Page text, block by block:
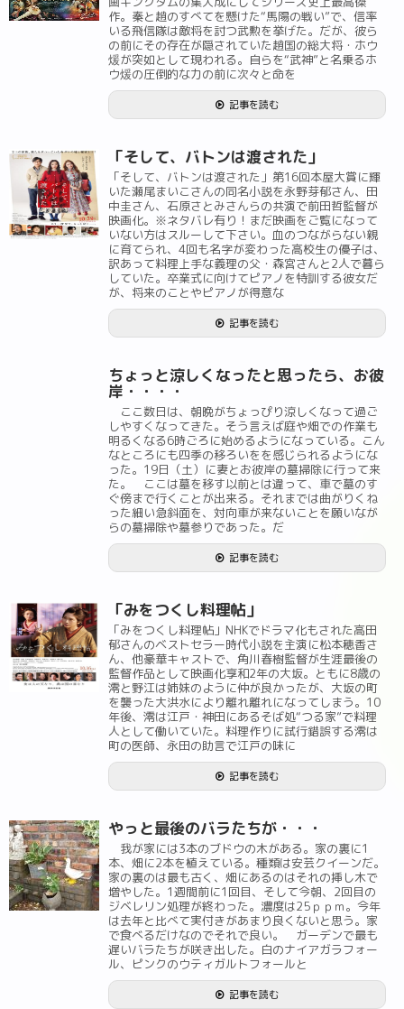
作。秦と趙のすべてを懸けた“馬陽の戦い”で、信率
いる飛信隊は敵将を討つ武勲を挙げた。だが、彼ら
の前にその存在が隠されていた趙国の総大将・ホウ
煖が突如として現われる。自らを“武神”と名乗るホ
ウ煖の圧倒的な力の前に次々と命を
記事を読む
「そして、バトンは渡された」
「そして、バトンは渡された」第16回本屋大賞に輝
いた瀬尾まいこさんの同名小説を永野芽郁さん、田
中圭さん、石原さとみさんらの共演で前田哲監督が
映画化。※ネタバレ有り！まだ映画をご覧になって
いない方はスルーして下さい。血のつながらない親
に育てられ、4回も名字が変わった高校生の優子は、
訳あって料理上手な義理の父・森宮さんと2人で暮ら
していた。卒業式に向けてピアノを特訓する彼女だ
が、将来のことやピアノが得意な
記事を読む
ちょっと涼しくなったと思ったら、お彼
岸・・・・
ここ数日は、朝晩がちょっぴり涼しくなって過ご
しやすくなってきた。そう言えば庭や畑での作業も
明るくなる6時ごろに始めるようになっている。こん
なところにも四季の移ろいをを感じられるようにな
った。19日（土）に妻とお彼岸の墓掃除に行って来
た。 ここは墓を移す以前とは違って、車で墓のす
ぐ傍まで行くことが出来る。それまでは曲がりくね
った細い急斜面を、対向車が来ないことを願いなが
らの墓掃除や墓参りであった。だ
記事を読む
「みをつくし料理帖」
「みをつくし料理帖」NHKでドラマ化もされた高田
郁さんのベストセラー時代小説を主演に松本穂香さ
ん、他豪華キャストで、角川春樹監督が生涯最後の
監督作品として映画化享和2年の大坂。ともに8歳の
澪と野江は姉妹のように仲が良かったが、大坂の町
を襲った大洪水により離れ離れになってしまう。10
年後、澪は江戸・神田にあるそば処“つる家”で料理
人として働いていた。料理作りに試行錯誤する澪は
町の医師、永田の助言で江戸の味に
記事を読む
やっと最後のバラたちが・・・
我が家には3本のブドウの木がある。家の裏に1
本、畑に2本を植えている。種類は安芸クイーンだ。
家の裏のは最も古く、畑にあるのはそれの挿し木で
増やした。1週間前に1回目、そして今朝、2回目の
ジベレリン処理が終わった。濃度は25ｐｐｍ。今年
は去年と比べて実付きがあまり良くないと思う。家
で食べるだけなのでそれで良い。 ガーデンで最も
遅いバラたちが咲き出した。白のナイアガラフォー
ル、ピンクのウティガルトフォールと
記事を読む